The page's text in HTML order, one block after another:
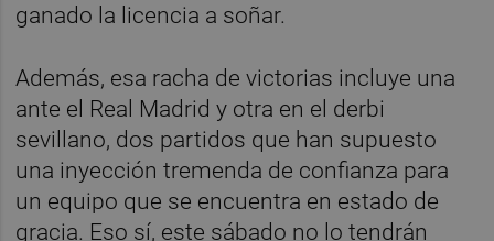
ganado la licencia a soñar.
Además, esa racha de victorias incluye una
ante el Real Madrid y otra en el derbi
sevillano, dos partidos que han supuesto
una inyección tremenda de confianza para
un equipo que se encuentra en estado de
gracia. Eso sí, este sábado no lo tendrán